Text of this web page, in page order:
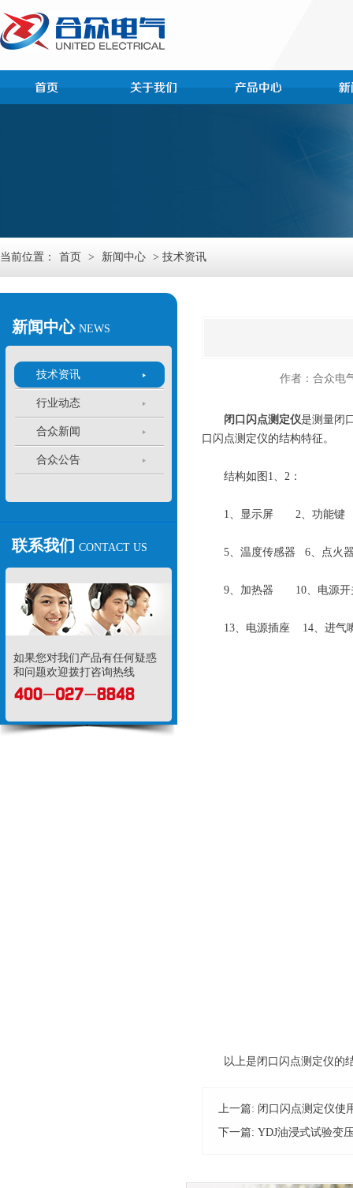
当前位置： 首页 > 新闻中心 > 技术资讯
新闻中心 NEWS
技术资讯
行业动态
合众新闻
合众公告
联系我们 CONTACT US
如果您对我们产品有任何疑惑
和问题欢迎拨打咨询热线
作者：合众电
闭口闪点测定仪是测量闭
口闪点测定仪的结构特征。
结构如图1、2：
1、显示屏 2、功能键
5、温度传感器 6、点火
9、加热器 10、电源开
13、电源插座 14、进气
以上是闭口闪点测定仪的结
上一篇: 闭口闪点测定仪使
下一篇: YDJ油浸式试验变